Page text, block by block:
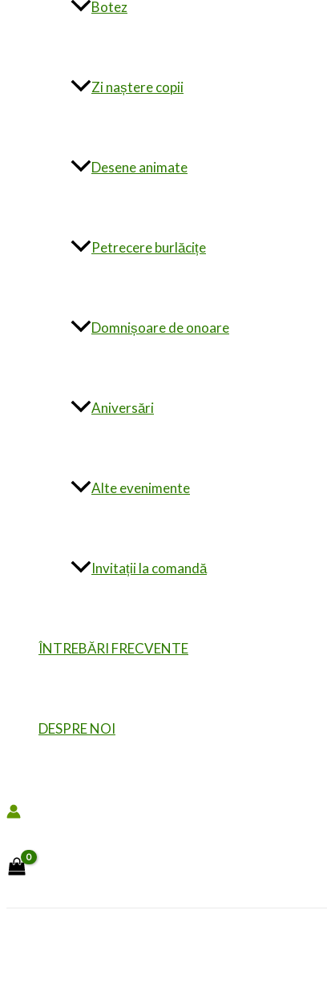
Botez
Zi naștere copii
Desene animate
Petrecere burlăcițe
Domnișoare de onoare
Aniversări
Alte evenimente
Invitații la comandă
ÎNTREBĂRI FRECVENTE
DESPRE NOI